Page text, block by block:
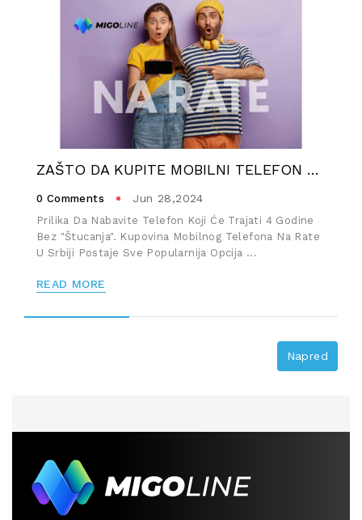
ZAŠTO DA KUPITE MOBILNI TELEFON NA RATE
0 Comments Jun 28,2024
Prilika Da Nabavite Telefon Koji Će Trajati 4 Godine
Bez "štucanja". Kupovina Mobilnog Telefona Na Rate
U Srbiji Postaje Sve Popularnija Opcija ...
READ MORE
Napred